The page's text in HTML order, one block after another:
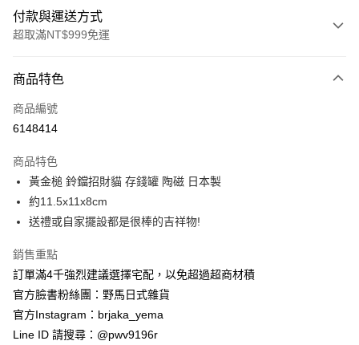
付款與運送方式
超取滿NT$999免運
信用卡一次付款
信用卡分期付款
合作金庫商業銀行
華南商業銀行
彰化商業銀行
上海商業儲蓄銀行
國泰世華商業銀行
兆豐國際商業銀行
匯豐（台灣）商業銀行
聯邦商業銀行
遠東國際商業銀行
元大商業銀行
台新國際商業銀行
台灣樂天信用卡公司
超商取貨付款
LINE Pay
街口支付
悠遊付
Google Pay
商品特色
商品編號
6148414
商品特色
黃金槌 鈴鐺招財貓 存錢罐 陶磁 日本製
約11.5x11x8cm
送禮或自家擺設都是很棒的吉祥物!
銷售重點
訂單滿4千強烈建議選擇宅配，以免超過超商材積
官方臉書粉絲團：野馬日式雜貨
官方Instagram：brjaka_yema
Line ID 請搜尋：@pwv9196r